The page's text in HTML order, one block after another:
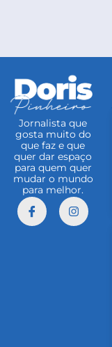
Jornalista que
gosta muito do
que faz e que
quer dar espaço
para quem quer
mudar o mundo
para melhor.